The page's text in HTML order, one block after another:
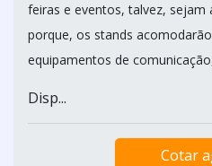
feiras e eventos, talvez, sejam
porque, os stands
equipamentos de
Disp...
Cotar